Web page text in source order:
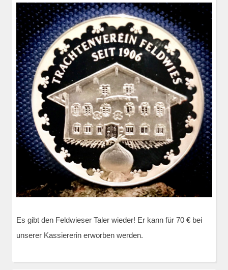
Es gibt den Feldwieser Taler wieder! Er kann für 70 € bei
unserer Kassiererin erworben werden.